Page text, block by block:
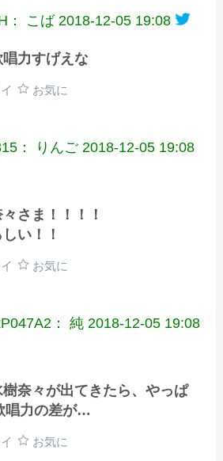
： こば 2018-12-05 19:08
力すげえな
お気に
： りんご 2018-12-05 19:08
さま！！！！
い！！
お気に
： 純 2018-12-05 19:08
奈々が出てきたら、やっぱ
唱力の差が…
お気に